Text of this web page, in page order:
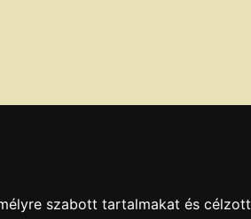
szabott tartalmakat és célzott